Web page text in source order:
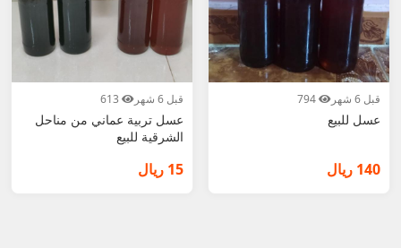
قبل 6 شهر
عسل للبيع
140 ريال
قبل 6 شهر
عسل تربية عماني من مناحل
الشرقية للبيع
15 ريال